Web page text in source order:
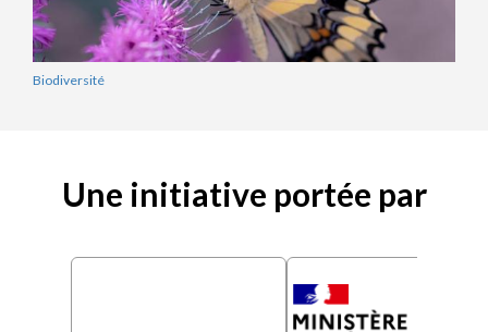
Biodiversité
Une initiative portée par